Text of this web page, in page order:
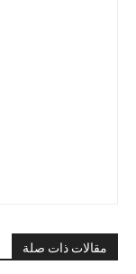
مقالات ذات صلة